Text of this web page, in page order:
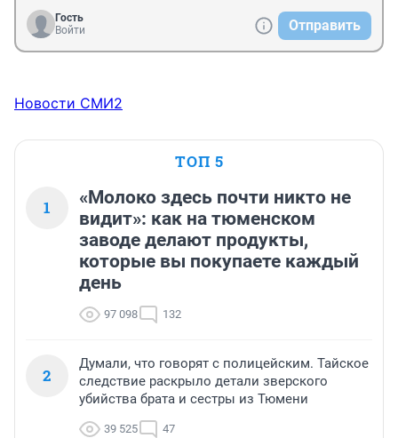
Гость
Войти
Отправить
Новости СМИ2
ТОП 5
1
«Молоко здесь почти никто не
видит»: как на тюменском
заводе делают продукты,
которые вы покупаете каждый
день
97 098 132
2
Думали, что говорят с полицейским. Тайское
следствие раскрыло детали зверского
убийства брата и сестры из Тюмени
39 525 47